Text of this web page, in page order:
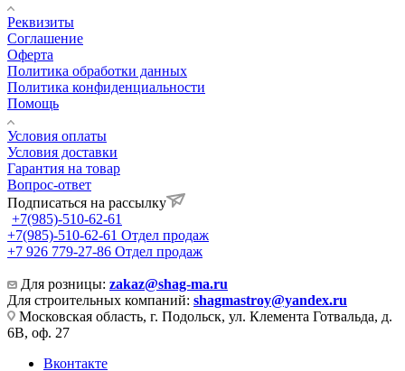
Реквизиты
Соглашение
Оферта
Политика обработки данных
Политика конфиденциальности
Помощь
Условия оплаты
Условия доставки
Гарантия на товар
Вопрос-ответ
Подписаться на рассылку
+7(985)-510-62-61
+7(985)-510-62-61 Отдел продаж
‪+7 926 779-27-86‬ Отдел продаж
Для розницы: zakaz@shag-ma.ru
Для строительных компаний: shagmastroy@yandex.ru
Московская область, г. Подольск, ул. Клемента Готвальда, д.
6В, оф. 27
Вконтакте